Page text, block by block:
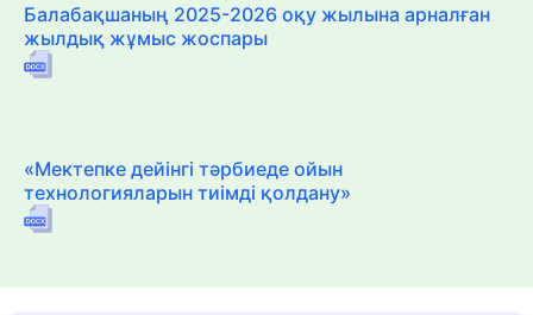
Балабақшаның 2025-2026 оқу жылына арналған
жылдық жұмыс жоспары
«Мектепке дейінгі тәрбиеде ойын
технологияларын тиімді қолдану»